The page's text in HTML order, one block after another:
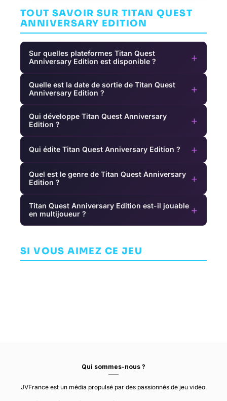
TOUT SAVOIR SUR TITAN QUEST
ANNIVERSARY EDITION
Sur quelles plateformes Titan Quest
Anniversary Edition est disponible ?
+
Quelle est la date de sortie de Titan Quest
Anniversary Edition ?
+
Qui développe Titan Quest Anniversary
Edition ?
+
Qui édite Titan Quest Anniversary Edition ? +
Quel est le genre de Titan Quest Anniversary
Edition ?
+
Titan Quest Anniversary Edition est-il jouable
en multijoueur ?
+
SI VOUS AIMEZ CE JEU
AVENTURE
Chivalry:
TORN BANNER
Qui sommes-nous ?
JVFrance est un média propulsé par des passionnés de jeu vidéo.